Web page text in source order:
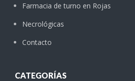
Farmacia de turno en Rojas
Necrológicas
Contacto
CATEGORÍAS